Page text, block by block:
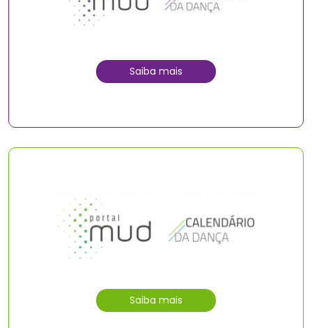
Saiba mais
Saiba mais